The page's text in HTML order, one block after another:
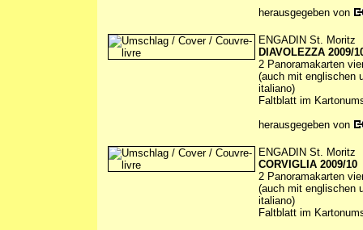
herausgegeben von
ENGADIN St. Moritz
DIAVOLEZZA 2009/
2 Panoramakarten
(auch mit englischen
italiano)
Faltblatt im
herausgegeben von
ENGADIN St. Moritz
CORVIGLIA 2009/10
2 Panoramakarten
(auch mit englischen
italiano)
Faltblatt im